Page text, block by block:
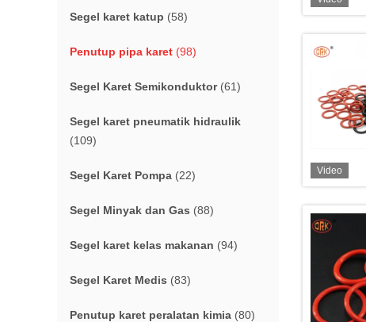
Segel karet katup (58)
Penutup pipa karet (98)
Segel Karet Semikonduktor(61)
Segel karet pneumatik hidraulik
(109)
Segel Karet Pompa (22)
Segel Minyak dan Gas (88)
Segel karet kelas makanan (94)
Segel Karet Medis (83)
Penutup karet peralatan kimia (80)
Video